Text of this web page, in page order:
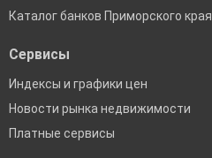
Каталог банков Приморского края
Сервисы
Индексы и графики цен
Новости рынка недвижимости
Платные сервисы